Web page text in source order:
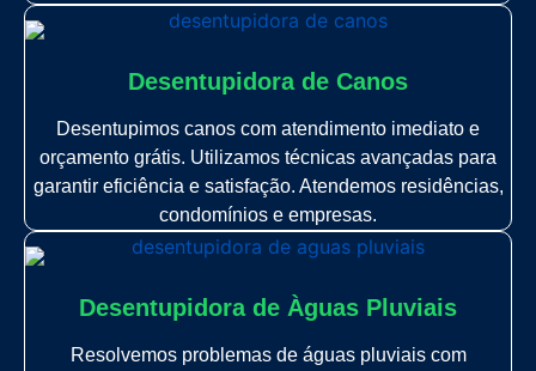
Desentupidora de Canos
Desentupimos canos com atendimento imediato e
orçamento grátis. Utilizamos técnicas avançadas para
garantir eficiência e satisfação. Atendemos residências,
condomínios e empresas.
Desentupidora de Àguas Pluviais
Resolvemos problemas de águas pluviais com